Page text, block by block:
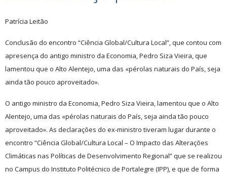
Patrícia Leitão
Conclusão do encontro “Ciência Global/Cultura Local”, que contou com
apresença do antigo ministro da Economia, Pedro Siza Vieira, que
lamentou que o Alto Alentejo, uma das «pérolas naturais do País, seja
ainda tão pouco aproveitado».
O antigo ministro da Economia, Pedro Siza Vieira, lamentou que o Alto
Alentejo, uma das «pérolas naturais do País, seja ainda tão pouco
aproveitado». As declarações do ex-ministro tiveram lugar durante o
encontro “Ciência Global/Cultura Local – O Impacto das Alterações
Climáticas nas Políticas de Desenvolvimento Regional” que se realizou
no Campus do Instituto Politécnico de Portalegre (IPP), e que de forma